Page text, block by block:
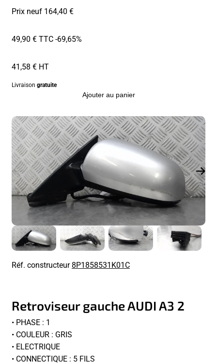
Prix neuf 164,40 €
49,90 € TTC-69,65%
41,58 € HT
Livraison gratuite
Ajouter au panier
Réf. constructeur8P1858531K01C
Retroviseur gauche AUDI A3 2
• PHASE : 1
• COULEUR : GRIS
• ELECTRIQUE
• CONNECTIQUE : 5 FILS